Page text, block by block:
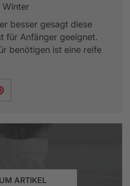
Winter
besser gesagt diese
für Anfänger geeignet.
benötigen ist eine reife
ARTIKEL